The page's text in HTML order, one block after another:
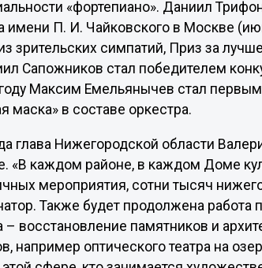
«фортепиано». Даниил
имени П. И. Чайковского в Москве
зрительских симпатий, Приз за
Сапожников стал победителем
Максим Емельянычев стал
в составе оркестра.
глава Нижегородской области
«В каждом районе, в каждом Доме
мероприятия, сотни тысяч
Также будет продолжена работа
– восстановление памятников и
например оптического театра на